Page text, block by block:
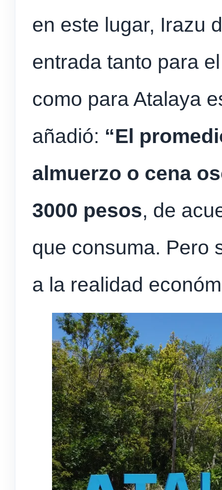
en este lugar, Irazu
entrada tanto para
como para Atalaya
añadió: “El
almuerzo o cena
3000 pesos, de
que consuma. Pero
a la realidad